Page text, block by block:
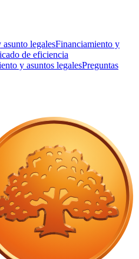
legalesFinanciamiento y
de eficiencia
y asuntos legalesPreguntas